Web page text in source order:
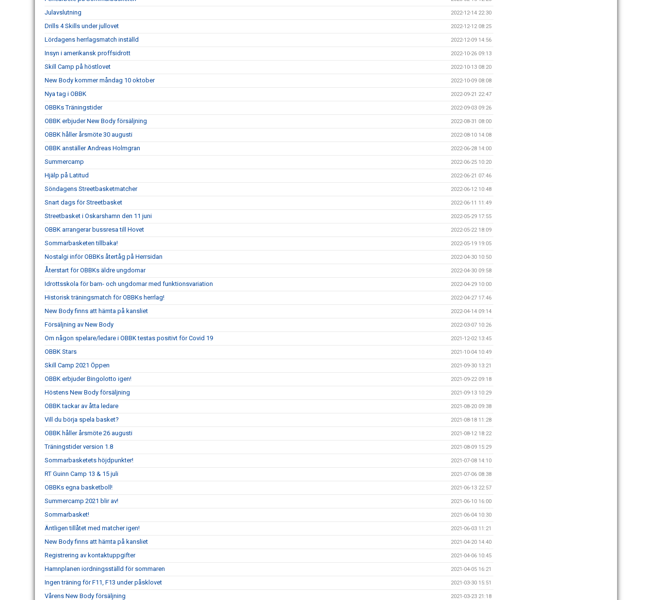
Julavslutning 2022-12-14 22:30
Drills 4 Skills under jullovet 2022-12-12 08:25
Lördagens herrlagsmatch inställd 2022-12-09 14:56
Insyn i amerikansk proffsidrott 2022-10-26 09:13
Skill Camp på höstlovet 2022-10-13 08:20
New Body kommer måndag 10 oktober 2022-10-09 08:08
Nya tag i OBBK 2022-09-21 22:47
OBBKs Träningstider 2022-09-03 09:26
OBBK erbjuder New Body försäljning 2022-08-31 08:00
OBBK håller årsmöte 30 augusti 2022-08-10 14:08
OBBK anställer Andreas Holmgran 2022-06-28 14:00
Summercamp 2022-06-25 10:20
Hjälp på Latitud 2022-06-21 07:46
Söndagens Streetbasketmatcher 2022-06-12 10:48
Snart dags för Streetbasket 2022-06-11 11:49
Streetbasket i Oskarshamn den 11 juni 2022-05-29 17:55
OBBK arrangerar bussresa till Hovet 2022-05-22 18:09
Sommarbasketen tillbaka! 2022-05-19 19:05
Nostalgi inför OBBKs återtåg på Herrsidan 2022-04-30 10:50
Återstart för OBBKs äldre ungdomar 2022-04-30 09:58
Idrottsskola för barn- och ungdomar med funktionsvariation 2022-04-29 10:00
Historisk träningsmatch för OBBKs herrlag! 2022-04-27 17:46
New Body finns att hämta på kansliet 2022-04-14 09:14
Försäljning av New Body 2022-03-07 10:26
Om någon spelare/ledare i OBBK testas positivt för Covid 19 2021-12-02 13:45
OBBK Stars 2021-10-04 10:49
Skill Camp 2021 Öppen 2021-09-30 13:21
OBBK erbjuder Bingolotto igen! 2021-09-22 09:18
Höstens New Body försäljning 2021-09-13 10:29
OBBK tackar av åtta ledare 2021-08-20 09:38
Vill du börja spela basket? 2021-08-18 11:28
OBBK håller årsmöte 26 augusti 2021-08-12 18:22
Träningstider version 1.8 2021-08-09 15:29
Sommarbasketets höjdpunkter! 2021-07-08 14:10
RT Guinn Camp 13 & 15 juli 2021-07-06 08:38
OBBKs egna basketboll! 2021-06-13 22:57
Summercamp 2021 blir av! 2021-06-10 16:00
Sommarbasket! 2021-06-04 10:30
Äntligen tillåtet med matcher igen! 2021-06-03 11:21
New Body finns att hämta på kansliet 2021-04-20 14:40
Registrering av kontaktuppgifter 2021-04-06 10:45
Hamnplanen iordningsställd för sommaren 2021-04-05 16:21
Ingen träning för F11, F13 under påsklovet 2021-03-30 15:51
Vårens New Body försäljning 2021-03-23 21:18